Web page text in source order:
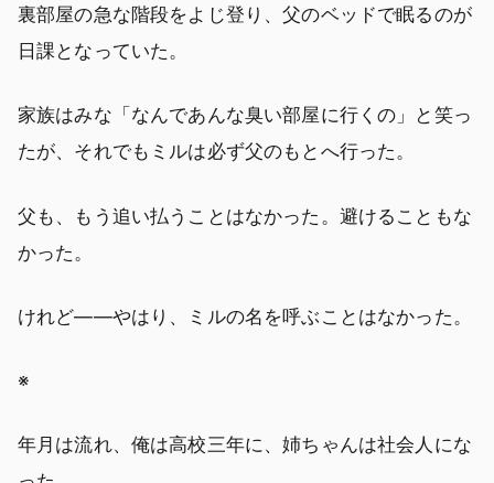
裏部屋の急な階段をよじ登り、父のベッドで眠るのが
日課となっていた。
家族はみな「なんであんな臭い部屋に行くの」と笑っ
たが、それでもミルは必ず父のもとへ行った。
父も、もう追い払うことはなかった。避けることもな
かった。
けれど――やはり、ミルの名を呼ぶことはなかった。
※
年月は流れ、俺は高校三年に、姉ちゃんは社会人にな